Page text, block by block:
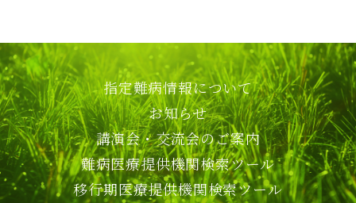
指定難病情報について
お知らせ
講演会・交流会のご案内
難病医療提供機関検索ツール
移行期医療提供機関検索ツール